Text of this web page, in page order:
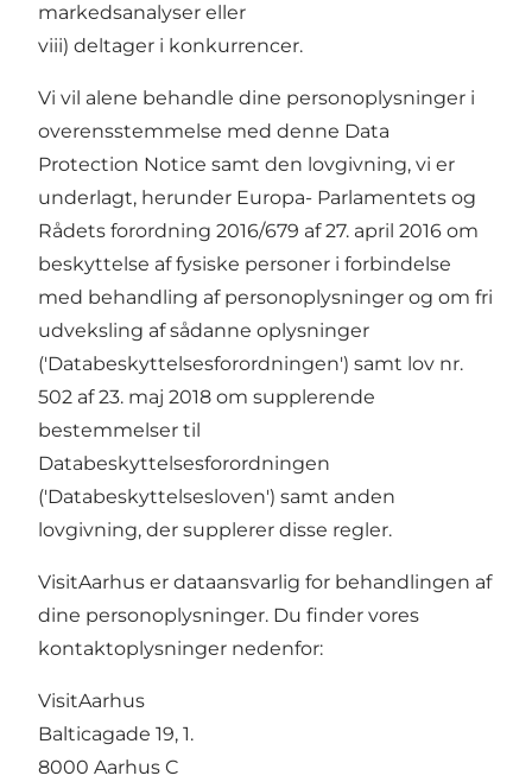
markedsanalyser eller
viii) deltager i konkurrencer.
Vi vil alene behandle dine personoplysninger i
overensstemmelse med denne Data
Protection Notice samt den lovgivning, vi er
underlagt, herunder Europa- Parlamentets og
Rådets forordning 2016/679 af 27. april 2016 om
beskyttelse af fysiske personer i forbindelse
med behandling af personoplysninger og om fri
udveksling af sådanne oplysninger
('Databeskyttelsesforordningen') samt lov nr.
502 af 23. maj 2018 om supplerende
bestemmelser til
Databeskyttelsesforordningen
('Databeskyttelsesloven') samt anden
lovgivning, der supplerer disse regler.
VisitAarhus er dataansvarlig for behandlingen af
dine personoplysninger. Du finder vores
kontaktoplysninger nedenfor:
VisitAarhus
Balticagade 19, 1.
8000 Aarhus C